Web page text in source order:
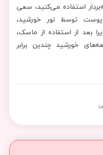
استفاده می‌کنید، سعی
توسط نور خورشید،
بعد از استفاده از ماسک،
خورشید چندین برابر